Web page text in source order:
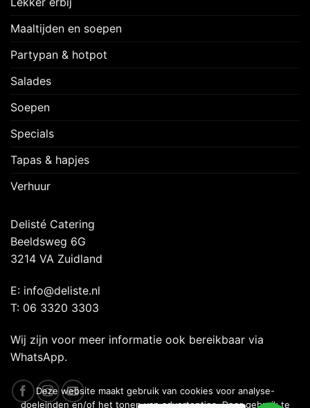
Maaltijden en soepen
Partypan & hotpot
Salades
Soepen
Specials
Tapas & hapjes
Verhuur
Delisté Catering
Beeldsweg 6G
3214 VA Zuidland
E: info@deliste.nl
T: 06 3320 3303
Wij zijn voor meer informatie ook bereikbaar via
WhatsApp.
Deze website maakt gebruik van cookies voor analyse-
doeleinden en/of het tonen van advertenties. Door gebruik te